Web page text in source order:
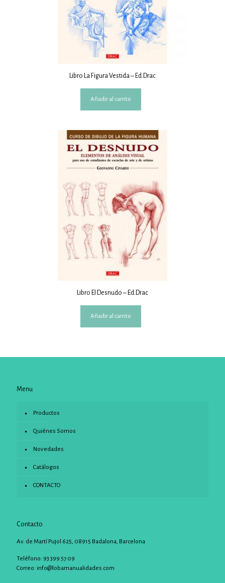
Libro La Figura Vestida – Ed.Drac
Añadir al carrito
Libro El Desnudo – Ed.Drac
Añadir al carrito
Menu
Productos
Quiénes Somos
Novedades
Catálogos
CONTACTO
Contacto
Av. de Martí Pujol 625, 08915 Badalona, Barcelona
Teléfono: 93 399 57 09
Correo: info@lobamanualidades.com